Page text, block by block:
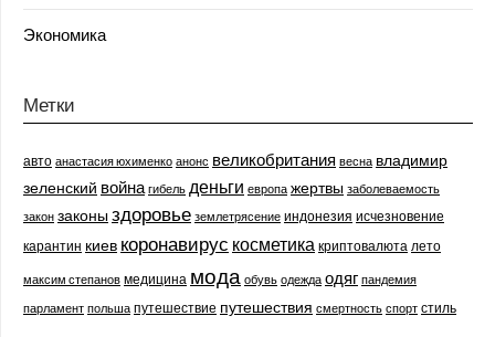
Экономика
Метки
авто анастасия юхименко анонс великобритания весна владимир
зеленский война гибель деньги европа жертвы заболеваемость
закон законыздоровье землетрясение индонезия исчезновение
карантин киев коронавирус косметика криптовалюта лето
максим степанов медицина мода обувь одежда одяг пандемия
парламент польша путешествие путешествия смертность спорт стиль